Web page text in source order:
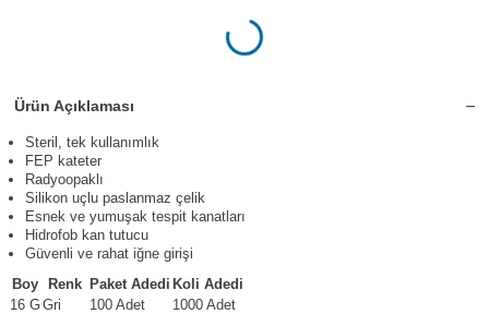
Ürün Açıklaması
Steril, tek kullanımlık
FEP kateter
Radyoopaklı
Silikon uçlu paslanmaz çelik
Esnek ve yumuşak tespit kanatları
Hidrofob kan tutucu
Güvenli ve rahat iğne girişi
Boy
Renk Paket Adedi Koli Adedi
16 GGri 100 Adet 1000 Adet